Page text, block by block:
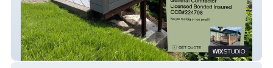
Eagle Creek Construction